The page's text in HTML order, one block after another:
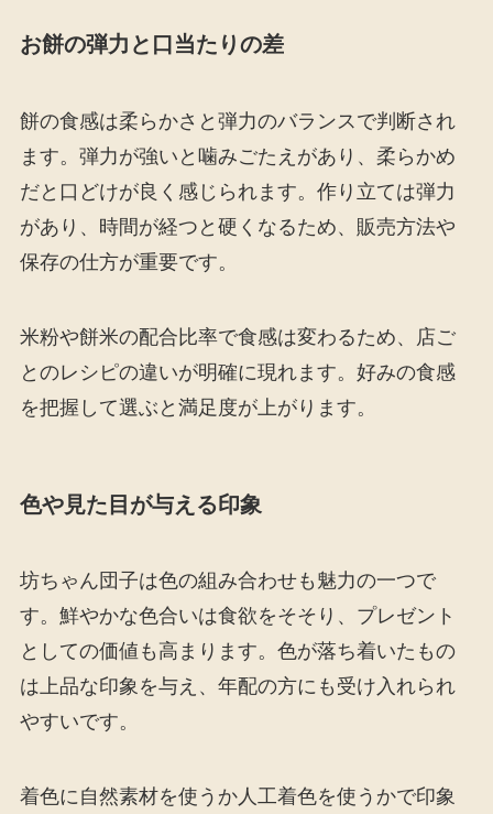
お餅の弾力と口当たりの差
餅の食感は柔らかさと弾力のバランスで判断され
ます。弾力が強いと噛みごたえがあり、柔らかめ
だと口どけが良く感じられます。作り立ては弾力
があり、時間が経つと硬くなるため、販売方法や
保存の仕方が重要です。
米粉や餅米の配合比率で食感は変わるため、店ご
とのレシピの違いが明確に現れます。好みの食感
を把握して選ぶと満足度が上がります。
色や見た目が与える印象
坊ちゃん団子は色の組み合わせも魅力の一つで
す。鮮やかな色合いは食欲をそそり、プレゼント
としての価値も高まります。色が落ち着いたもの
は上品な印象を与え、年配の方にも受け入れられ
やすいです。
着色に自然素材を使うか人工着色を使うかで印象